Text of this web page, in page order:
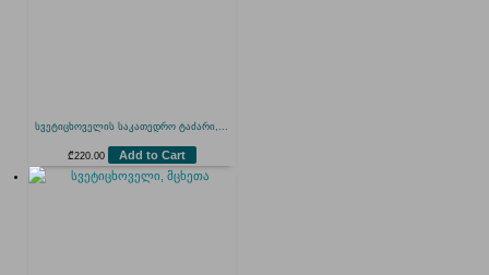
სვეტიცხოველის საკათედრო ტაძარი,...
₾220.00 Add to Cart